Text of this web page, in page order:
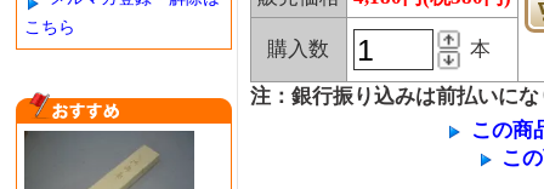
こちら
購入数 本
注：銀行振り込みは前払いに
この商
こ